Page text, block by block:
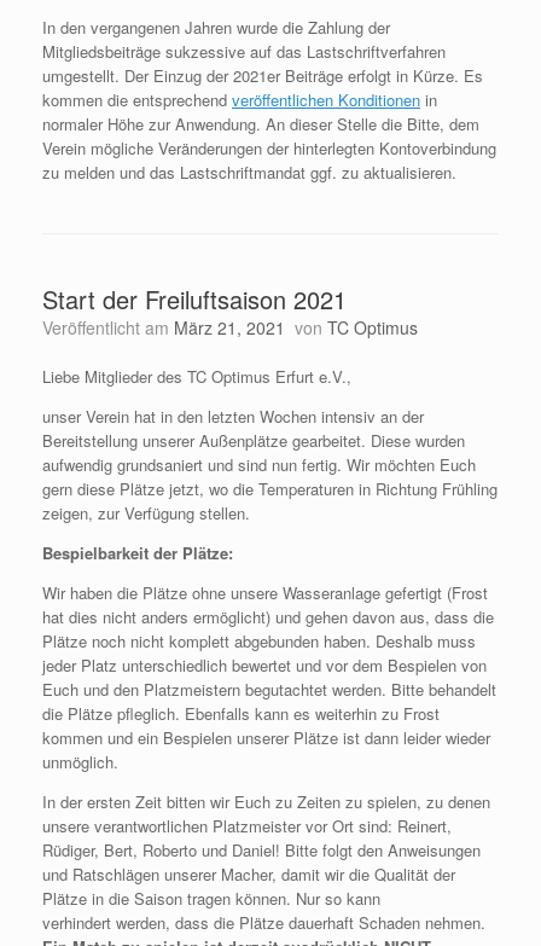
In den vergangenen Jahren wurde die Zahlung der
Mitgliedsbeiträge sukzessive auf das Lastschriftverfahren
umgestellt. Der Einzug der 2021er Beiträge erfolgt in Kürze. Es
kommen die entsprechend veröffentlichen Konditionen in
normaler Höhe zur Anwendung. An dieser Stelle die Bitte, dem
Verein mögliche Veränderungen der hinterlegten Kontoverbindung
zu melden und das Lastschriftmandat ggf. zu aktualisieren.
Start der Freiluftsaison 2021
Veröffentlicht am März 21, 2021 von TC Optimus
Liebe Mitglieder des TC Optimus Erfurt e.V.,
unser Verein hat in den letzten Wochen intensiv an der
Bereitstellung unserer Außenplätze gearbeitet. Diese wurden
aufwendig grundsaniert und sind nun fertig. Wir möchten Euch
gern diese Plätze jetzt, wo die Temperaturen in Richtung Frühling
zeigen, zur Verfügung stellen.
Bespielbarkeit der Plätze:
Wir haben die Plätze ohne unsere Wasseranlage gefertigt (Frost
hat dies nicht anders ermöglicht) und gehen davon aus, dass die
Plätze noch nicht komplett abgebunden haben. Deshalb muss
jeder Platz unterschiedlich bewertet und vor dem Bespielen von
Euch und den Platzmeistern begutachtet werden. Bitte behandelt
die Plätze pfleglich. Ebenfalls kann es weiterhin zu Frost
kommen und ein Bespielen unserer Plätze ist dann leider wieder
unmöglich.
In der ersten Zeit bitten wir Euch zu Zeiten zu spielen, zu denen
unsere verantwortlichen Platzmeister vor Ort sind: Reinert,
Rüdiger, Bert, Roberto und Daniel! Bitte folgt den Anweisungen
und Ratschlägen unserer Macher, damit wir die Qualität der
Plätze in die Saison tragen können. Nur so kann
verhindert werden, dass die Plätze dauerhaft Schaden nehmen.